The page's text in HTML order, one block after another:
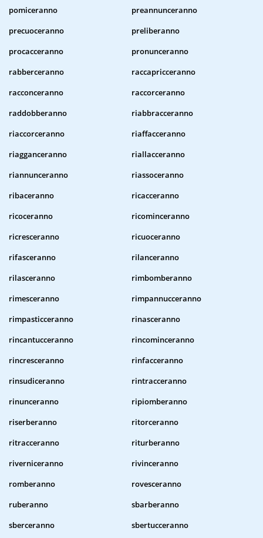
pomiceranno
preannunceranno
precuoceranno
preliberanno
procacceranno
pronunceranno
rabberceranno
raccapricceranno
racconceranno
raccorceranno
raddobberanno
riabbracceranno
riaccorceranno
riaffacceranno
riagganceranno
riallacceranno
riannunceranno
riassoceranno
ribaceranno
ricacceranno
ricoceranno
ricominceranno
ricresceranno
ricuoceranno
rifasceranno
rilanceranno
rilasceranno
rimbomberanno
rimesceranno
rimpannucceranno
rimpasticceranno
rinasceranno
rincantucceranno
rincominceranno
rincresceranno
rinfacceranno
rinsudiceranno
rintracceranno
rinunceranno
ripiomberanno
riserberanno
ritorceranno
ritracceranno
riturberanno
riverniceranno
rivinceranno
romberanno
rovesceranno
ruberanno
sbarberanno
sberceranno
sbertucceranno